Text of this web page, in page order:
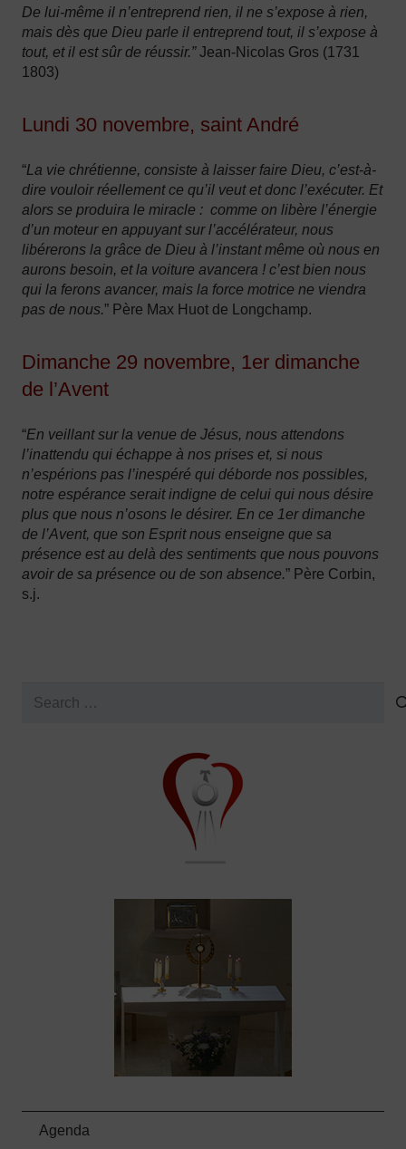
De lui-même il n’entreprend rien, il ne s’expose à rien,
mais dès que Dieu parle il entreprend tout, il s’expose à
tout, et il est sûr de réussir.”Jean-Nicolas Gros (1731
1803)
Lundi 30 novembre, saint André
“La vie chrétienne, consiste à laisser faire Dieu, c’est-à-
dire vouloir réellement ce qu’il veut et donc l’exécuter. Et
alors se produira le miracle : comme on libère l’énergie
d’un moteur en appuyant sur l’accélérateur, nous
libérerons la grâce de Dieu à l’instant même où nous en
aurons besoin, et la voiture avancera ! c’est bien nous
qui la ferons avancer, mais la force motrice ne viendra
pas de nous.” Père Max Huot de Longchamp.
Dimanche 29 novembre, 1er dimanche
de l’Avent
“En veillant sur la venue de Jésus, nous attendons
l’inattendu qui échappe à nos prises et, si nous
n’espérions pas l’inespéré qui déborde nos possibles,
notre espérance serait indigne de celui qui nous désire
plus que nous n’osons le désirer. En ce 1er dimanche
de l’Avent, que son Esprit nous enseigne que sa
présence est au delà des sentiments que nous pouvons
avoir de sa présence ou de son absence.” Père Corbin,
s.j.
for:
Agenda